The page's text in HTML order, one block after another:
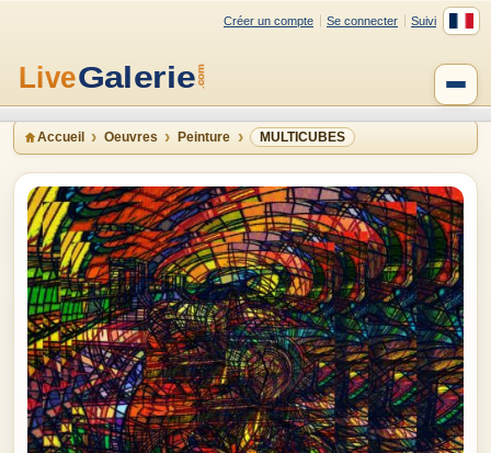
Créer un compte Se connecter Suivi
Accueil Oeuvres Peinture MULTICUBES